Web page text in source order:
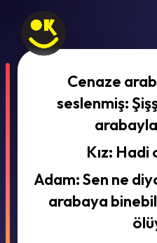
Cenaze
seslenmiş:
Kız:
Adam: Sen ne
arabaya